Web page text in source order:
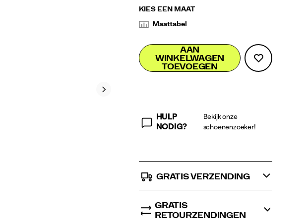
Variations
KIES EEN MAAT
Maattabel
Product
Actions
Add
to
cart
false
AAN
WINKELWAGEN
TOEVOEGEN
HULP
NODIG?
Bekijk onze
schoenenzoeker!
GRATIS VERZENDING
GRATIS
RETOURZENDINGEN